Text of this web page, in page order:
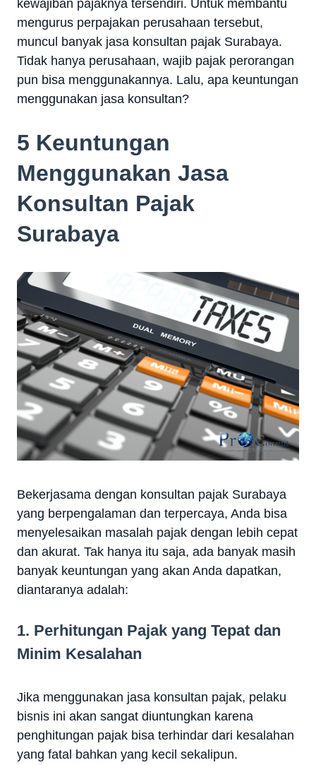
kewajiban pajaknya tersendiri. Untuk membantu
mengurus perpajakan perusahaan tersebut,
muncul banyak jasa konsultan pajak Surabaya.
Tidak hanya perusahaan, wajib pajak perorangan
pun bisa menggunakannya. Lalu, apa keuntungan
menggunakan jasa konsultan?
5 Keuntungan
Menggunakan Jasa
Konsultan Pajak
Surabaya
Bekerjasama dengan konsultan pajak Surabaya
yang berpengalaman dan terpercaya, Anda bisa
menyelesaikan masalah pajak dengan lebih cepat
dan akurat. Tak hanya itu saja, ada banyak masih
banyak keuntungan yang akan Anda dapatkan,
diantaranya adalah:
1. Perhitungan Pajak yang Tepat dan
Minim Kesalahan
Jika menggunakan jasa konsultan pajak, pelaku
bisnis ini akan sangat diuntungkan karena
penghitungan pajak bisa terhindar dari kesalahan
yang fatal bahkan yang kecil sekalipun.